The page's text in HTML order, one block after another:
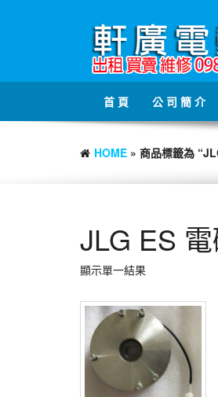
首 頁 公 司 簡 介
HOME » 商品標籤為
JLG ES
顯示單一結果